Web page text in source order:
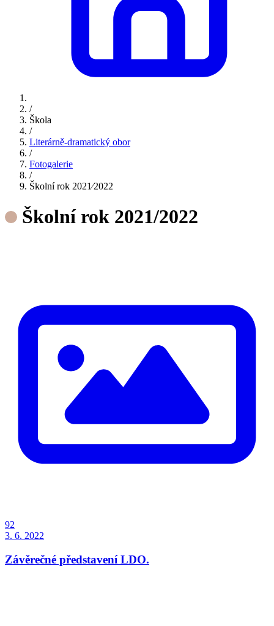
/
Škola
/
Literárně-dramatický obor
/
Fotogalerie
/
Školní rok 2021⁄2022
Školní rok 2021/2022
92
3. 6. 2022
Závěrečné představení LDO.